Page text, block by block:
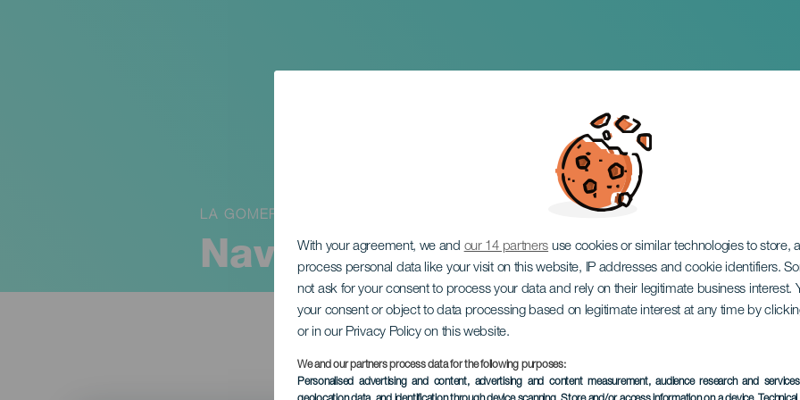
With your agreement, we and our 14 partners use cookies or similar technologies to store,
process personal data like your visit on this website, IP addresses and cookie identifiers.
not ask for your consent to process your data and rely on their legitimate business interest.
your consent or object to data processing based on legitimate interest at any time by
or in our Privacy Policy on this website.
We and our partners process data for the following purposes:
Personalised advertising and content, advertising and content measurement, audience research and
Navidades Mágicas del
LA GOMERA
EVENTO PASADO